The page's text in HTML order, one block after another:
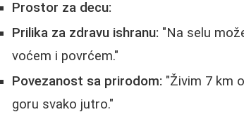
Prostor za decu:
Prilika za zdravu ishranu: "Na selu
voćem i povrćem."
Povezanost sa prirodom: "Živim 7 km
goru svako jutro."